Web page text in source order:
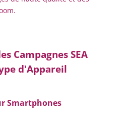
Campagnes SEA
d'Appareil
Smartphones